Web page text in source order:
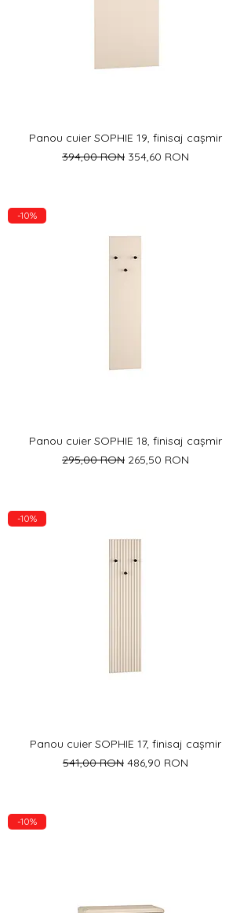
Panou cuier SOPHIE 19, finisaj cașmir
Preț normal
394,00 RON Preț redus
354,60 RON
-10%
Panou cuier SOPHIE 18, finisaj cașmir
Preț normal
295,00 RON Preț redus
265,50 RON
-10%
Panou cuier SOPHIE 17, finisaj cașmir
Preț normal
541,00 RON Preț redus
486,90 RON
-10%